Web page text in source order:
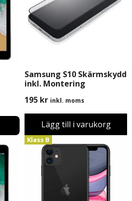
Samsung S10 Skärmskydd
inkl. Montering
195 kr inkl. moms
Lägg till i varukorg
Klass B